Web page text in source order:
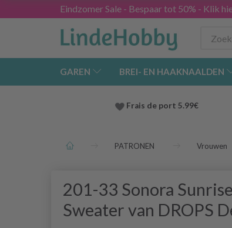
Eindzomer Sale - Bespaar tot 50% - Klik
GAREN BREI- EN HAAKNAALDEN
Frais de port 5.99€
PATRONEN Vrouwen
201-33 Sonora Sunrise
Sweater van DROPS